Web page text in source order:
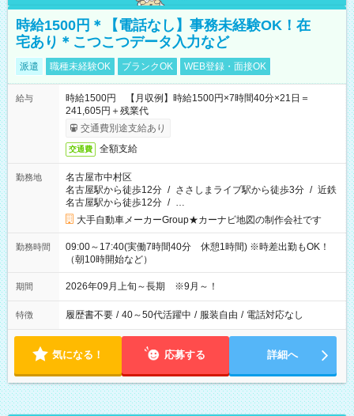
時給1500円＊【電話なし】事務未経験OK！在
宅あり＊こつこつデータ入力など
派遣 職種未経験OK ブランクOK WEB登録・面接OK
給与
時給1500円 【月収例】時給1500円×7時間40分×21日＝
241,605円＋残業代
交通費別途支給あり
交通費 全額支給
勤務地
名古屋市中村区
名古屋駅から徒歩12分 / ささしまライブ駅から徒歩3分 / 近鉄
名古屋駅から徒歩12分 / …
大手自動車メーカーGroup★カーナビ地図の制作会社です
勤務時間
09:00～17:40(実働7時間40分 休憩1時間) ※時差出勤もOK！
（朝10時開始など）
期間 2026年09月上旬～長期 ※9月～！
特徴 履歴書不要 / 40～50代活躍中 / 服装自由 / 電話対応なし
気になる！ 応募する 詳細へ